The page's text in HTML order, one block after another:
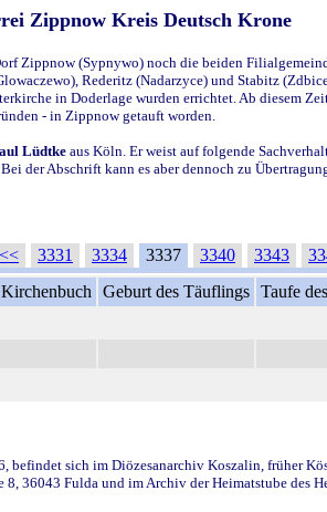
Zippnow Kreis Deutsch Krone
Zippnow (Sypnywo) noch die beiden
Rederitz (Nadarzyce) und Stabitz
in Doderlage wurden errichtet. Ab diesem
- in Zippnow getauft worden.
Lüdtke aus Köln. Er weist auf folgende
der Abschrift kann es aber dennoch zu
<< 3331 3334 3337 3340 3343
Geburt des Täuflings Taufe
befindet sich im Diözesanarchiv Koszalin, früher
8, 36043 Fulda und im Archiv der Heimatstube